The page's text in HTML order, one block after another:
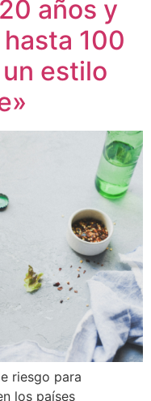
años y
100
estilo
riesgo para
los países